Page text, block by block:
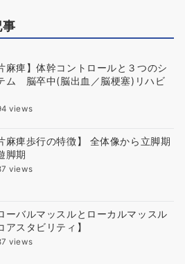
麻痺】体幹コントロールと３つのシ
ム 脳卒中(脳出血／脳梗塞)リハビ
views
麻痺歩行の特徴】 全体像から立脚期
脚期
views
ーバルマッスルとローカルマッスル
アスタビリティ】
views